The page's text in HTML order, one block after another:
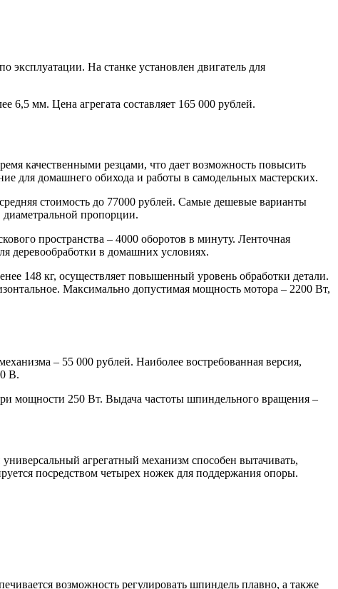
На станке установлен двигатель для
6,5 мм. Цена агрегата составляет 165 000 рублей.
качественными резцами, что дает возможность повысить
для домашнего обихода и работы в самодельных мастерских.
стоимость до 77000 рублей. Самые дешевые варианты
диаметральной пропорции.
пространства – 4000 оборотов в минуту. Ленточная
деревообработки в домашних условиях.
148 кг, осуществляет повышенный уровень обработки детали.
Максимально допустимая мощность мотора – 2200 Вт,
– 55 000 рублей. Наиболее востребованная версия,
В.
мощности 250 Вт. Выдача частоты шпиндельного вращения –
агрегатный механизм способен вытачивать,
посредством четырех ножек для поддержания опоры.
возможность регулировать шпиндель плавно, а также